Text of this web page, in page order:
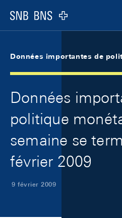
Logo
Données importantes de
Données
politique
semaine se
février 2009
9 février 2009